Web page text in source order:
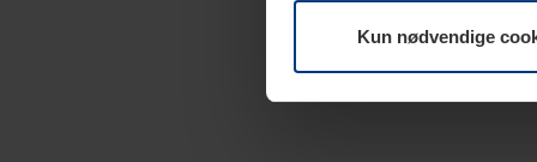
Kun nødvendige